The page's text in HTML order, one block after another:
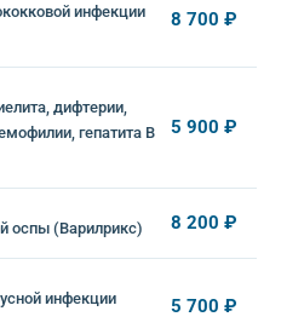
инфекции
8 700 ₽
дифтерии,
гепатита В
5 900 ₽
оспы (Варилрикс) 8 200 ₽
инфекции
5 700 ₽